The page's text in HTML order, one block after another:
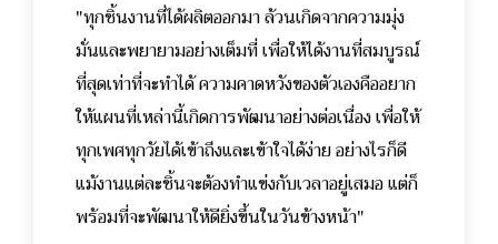
"ทุกชิ้นงานที่ได้ผลิตออกมา ล้วนเกิดจากความมุ่ง
มั่นและพยายามอย่างเต็มที่ เพื่อให้ได้งานที่สมบูรณ์
ที่สุดเท่าที่จะทำได้ ความคาดหวังของตัวเองคืออยาก
ให้แผนที่เหล่านี้เกิดการพัฒนาอย่างต่อเนื่อง เพื่อให้
ทุกเพศทุกวัยได้เข้าถึงและเข้าใจได้ง่าย อย่างไรก็ดี
แม้งานแต่ละชิ้นจะต้องทำแข่งกับเวลาอยู่เสมอ แต่ก็
พร้อมที่จะพัฒนาให้ดียิ่งขึ้นในวันข้างหน้า"